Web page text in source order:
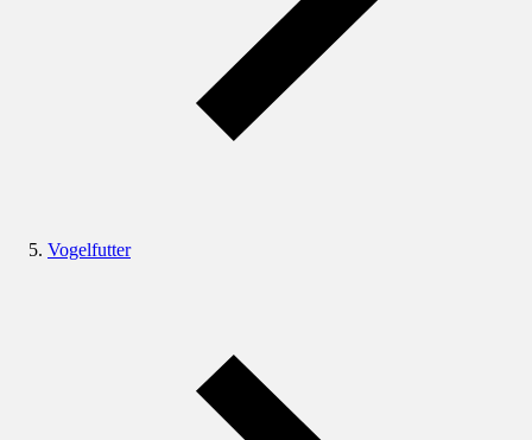
Vogelfutter